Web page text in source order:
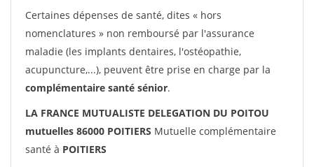
Certaines dépenses de santé, dites « hors
nomenclatures » non remboursé par l'assurance
maladie (les implants dentaires, l'ostéopathie,
acupuncture,...), peuvent être prise en charge par la
complémentaire santé sénior.
LA FRANCE MUTUALISTE DELEGATION DU POITOU
mutuelles 86000 POITIERS Mutuelle complémentaire
santé à POITIERS